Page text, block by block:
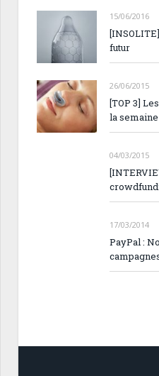
15/06/2016
futur
26/06/2015
[TOP 3]
la semaine
04/03/2015
17/03/2014
PayPal :